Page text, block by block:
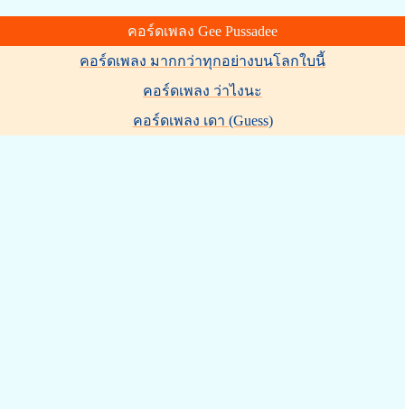
คอร์ดเพลง Gee Pussadee
คอร์ดเพลง มากกว่าทุกอย่างบนโลกใบนี้
คอร์ดเพลง ว่าไงนะ
คอร์ดเพลง เดา (Guess)